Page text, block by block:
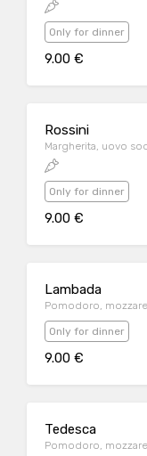
Only for dinner
9.00 €
Rossini
Margherita, uovo
Only for dinner
9.00 €
Lambada
Pomodoro,
Only for dinner
9.00 €
Tedesca
Pomodoro,